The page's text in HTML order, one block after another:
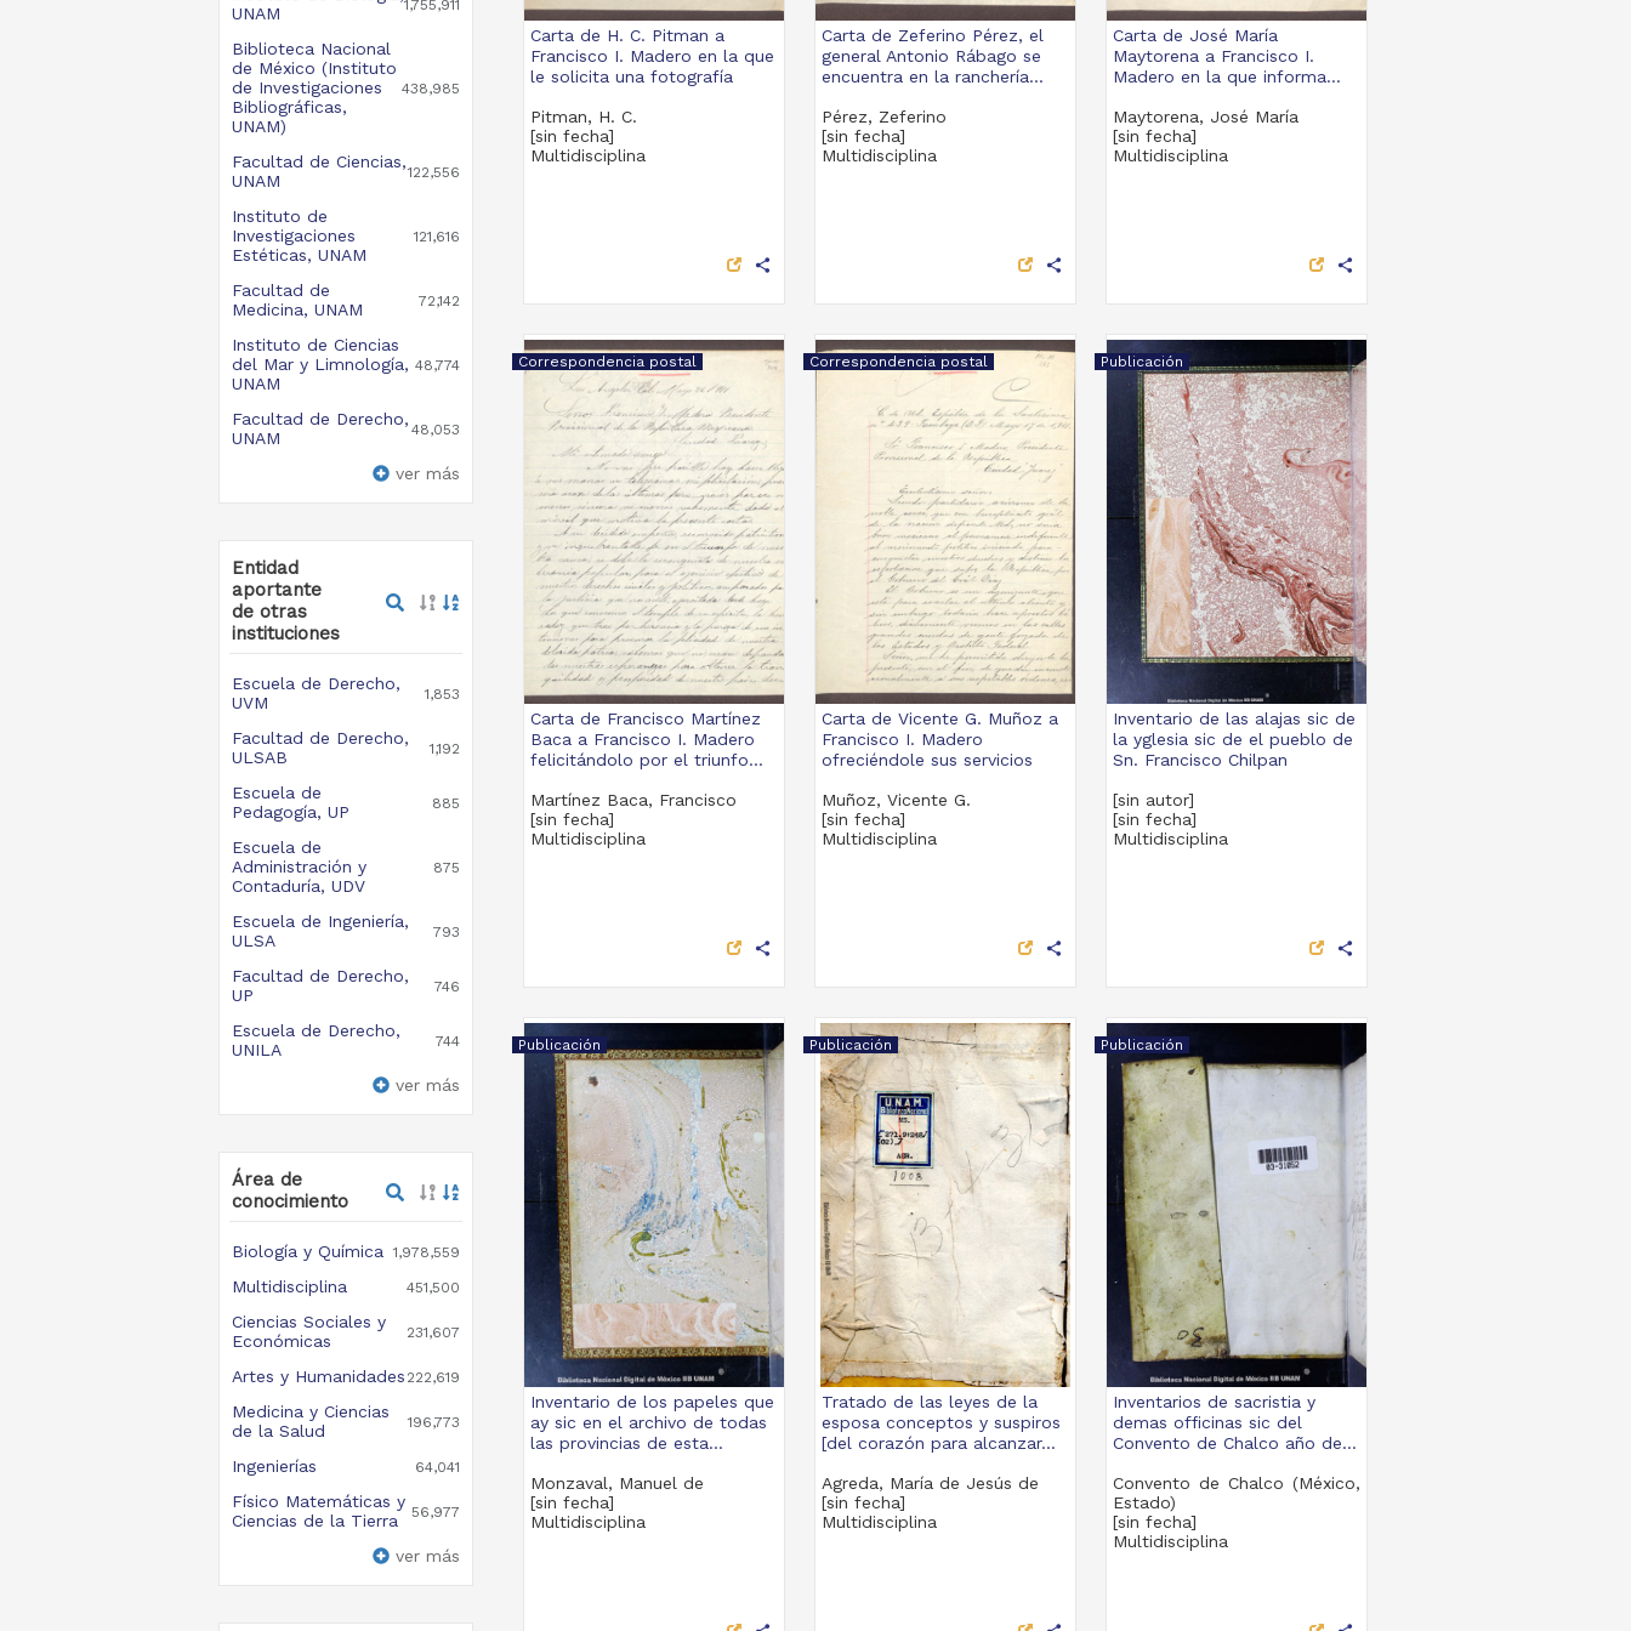
UNAM
1,755,911
Biblioteca Nacional
de México (Instituto
de Investigaciones
Bibliográficas,
UNAM)
438,985
Facultad de Ciencias,
UNAM
122,556
Instituto de
Investigaciones
Estéticas, UNAM
121,616
Facultad de
Medicina, UNAM
72,142
Instituto de Ciencias
del Mar y Limnología,
UNAM
48,774
Facultad de Derecho,
UNAM
48,053
ver más
Entidad
aportante
de otras
instituciones
Escuela de Derecho,
UVM
1,853
Facultad de Derecho,
ULSAB
1,192
Escuela de
Pedagogía, UP
885
Escuela de
Administración y
Contaduría, UDV
875
Escuela de Ingeniería,
ULSA
793
Facultad de Derecho,
UP
746
Escuela de Derecho,
UNILA
744
ver más
Área de
conocimiento
Biología y Química 1,978,559
Multidisciplina 451,500
Ciencias Sociales y
Económicas
231,607
Artes y Humanidades 222,619
Medicina y Ciencias
de la Salud
196,773
Ingenierías 64,041
Físico Matemáticas y
Ciencias de la Tierra
56,977
ver más
Carta de H. C. Pitman a
Francisco I. Madero en la que
le solicita una fotografía
Pitman, H. C.
[sin fecha]
Multidisciplina
share
Carta de Zeferino Pérez, el
general Antonio Rábago se
encuentra en la ranchería...
Pérez, Zeferino
[sin fecha]
Multidisciplina
share
Carta de José María
Maytorena a Francisco I.
Madero en la que informa...
Maytorena, José María
[sin fecha]
Multidisciplina
share
Correspondencia postal
Carta de Francisco Martínez
Baca a Francisco I. Madero
felicitándolo por el triunfo...
Martínez Baca, Francisco
[sin fecha]
Multidisciplina
share
Correspondencia postal
Carta de Vicente G. Muñoz a
Francisco I. Madero
ofreciéndole sus servicios
Muñoz, Vicente G.
[sin fecha]
Multidisciplina
share
Publicación
Inventario de las alajas sic de
la yglesia sic de el pueblo de
Sn. Francisco Chilpan
[sin autor]
[sin fecha]
Multidisciplina
share
Publicación
Inventario de los papeles que
ay sic en el archivo de todas
las provincias de esta...
Monzaval, Manuel de
[sin fecha]
Multidisciplina
Publicación
Tratado de las leyes de la
esposa conceptos y suspiros
[del corazón para alcanzar...
Agreda, María de Jesús de
[sin fecha]
Multidisciplina
Publicación
Inventarios de sacristia y
demas officinas sic del
Convento de Chalco año de...
Convento de Chalco (México,
Estado)
[sin fecha]
Multidisciplina